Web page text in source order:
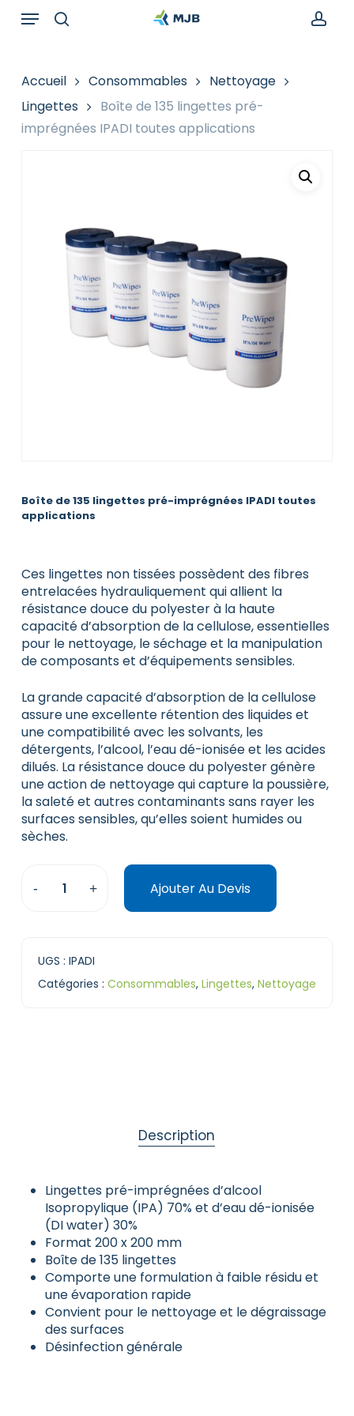
Recherche
Menu
Accueil Consommables
Nettoyage
Lingettes
Boîte de 135 lingettes pré-
imprégnées IPADI toutes applications
Boîte de 135 lingettes pré-imprégnées IPADI toutes
applications
Ces lingettes non tissées possèdent des fibres
entrelacées hydrauliquement qui allient la
résistance douce du polyester à la haute
capacité d’absorption de la cellulose, essentielles
pour le nettoyage, le séchage et la manipulation
de composants et d’équipements sensibles.
La grande capacité d’absorption de la cellulose
assure une excellente rétention des liquides et
une compatibilité avec les solvants, les
détergents, l’alcool, l’eau dé-ionisée et les acides
dilués. La résistance douce du polyester génère
une action de nettoyage qui capture la poussière,
la saleté et autres contaminants sans rayer les
surfaces sensibles, qu’elles soient humides ou
sèches.
Ajouter Au Devis
UGS : IPADI
Catégories : Consommables, Lingettes, Nettoyage
Description
Lingettes pré-imprégnées d’alcool
Isopropylique (IPA) 70% et d’eau dé-ionisée
(DI water) 30%
Format 200 x 200 mm
Boîte de 135 lingettes
Comporte une formulation à faible résidu et
une évaporation rapide
Convient pour le nettoyage et le dégraissage
des surfaces
Désinfection générale